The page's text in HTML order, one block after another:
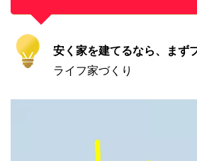
安く家を建てるなら、まず
ライフ家づくり